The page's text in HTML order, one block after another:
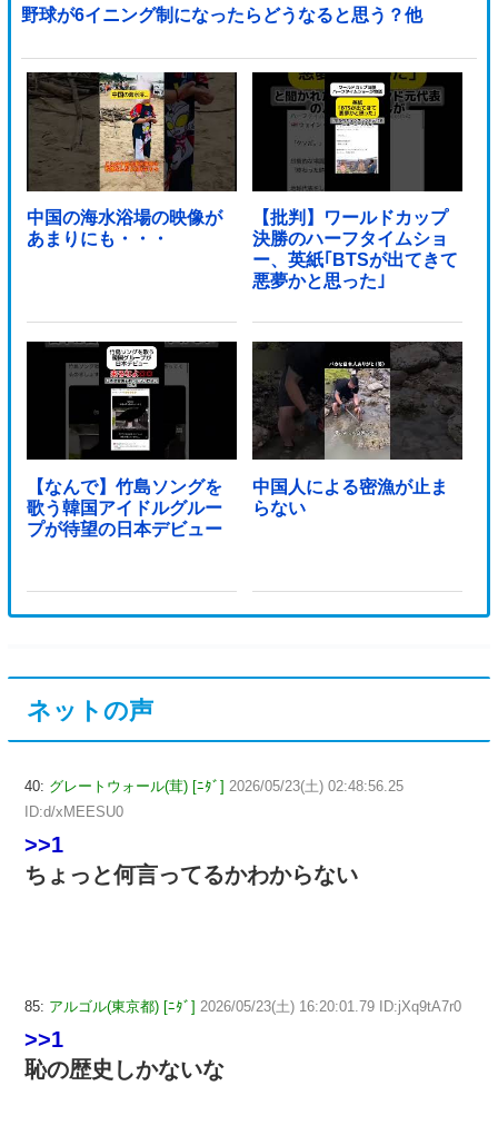
野球が6イニング制になったらどうなると思う？他
中国の海水浴場の映像が
あまりにも・・・
【批判】ワールドカップ
決勝のハーフタイムショ
ー、英紙｢BTSが出てきて
悪夢かと思った｣
【なんで】竹島ソングを
歌う韓国アイドルグルー
プが待望の日本デビュー
中国人による密漁が止ま
らない
ネットの声
40: グレートウォール(茸) [ﾆﾀﾞ] 2026/05/23(土) 02:48:56.25
ID:d/xMEESU0
>>1
ちょっと何言ってるかわからない
85: アルゴル(東京都) [ﾆﾀﾞ] 2026/05/23(土) 16:20:01.79 ID:jXq9tA7r0
>>1
恥の歴史しかないな